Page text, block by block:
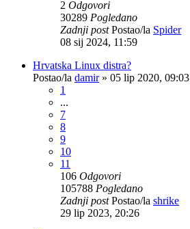
2 Odgovori
30289 Pogledano
Zadnji postPostao/la Spider
08 sij 2024, 11:59
Hrvatska Linux distra?
Postao/la damir» 05 lip 2020, 09:03
1
...
7
8
9
10
11
106 Odgovori
105788 Pogledano
Zadnji postPostao/la shrike
29 lip 2023, 20:26